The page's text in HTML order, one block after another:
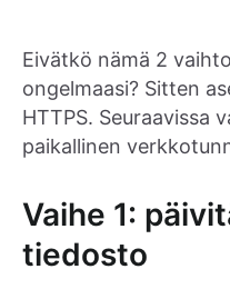
Eivätkö nämä 2
ongelmaasi? Sitten
HTTPS. Seuraavissa
paikallinen
Vaihe 1:
tiedosto